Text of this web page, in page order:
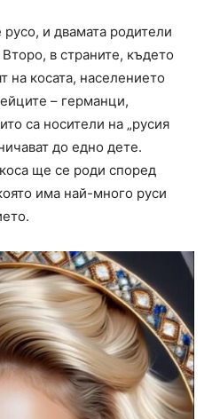
и двамата родители
в страните, където
на косата, населението
– германци,
са носители на „русия
до едно дете.
ще се роди според
има най-много руси